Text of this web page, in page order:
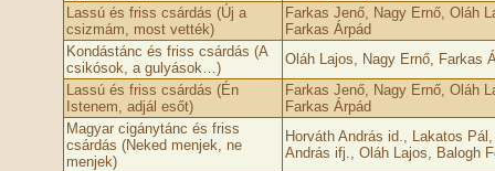
Lassú és friss csárdás (Új a
csizmám, most vették)
Farkas Jenő, Nagy Ernő, Oláh
Farkas Árpád
Kondástánc és friss csárdás (A
csikósok, a gulyások…)
Oláh Lajos, Nagy Ernő, Farkas
Lassú és friss csárdás (Én
Istenem, adjál esőt)
Farkas Jenő, Nagy Ernő, Oláh
Farkas Árpád
Magyar cigánytánc és friss
csárdás (Neked menjek, ne
menjek)
Horváth András id., Lakatos
András ifj., Oláh Lajos, Balogh